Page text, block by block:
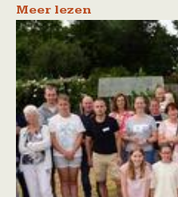
Meer lezen